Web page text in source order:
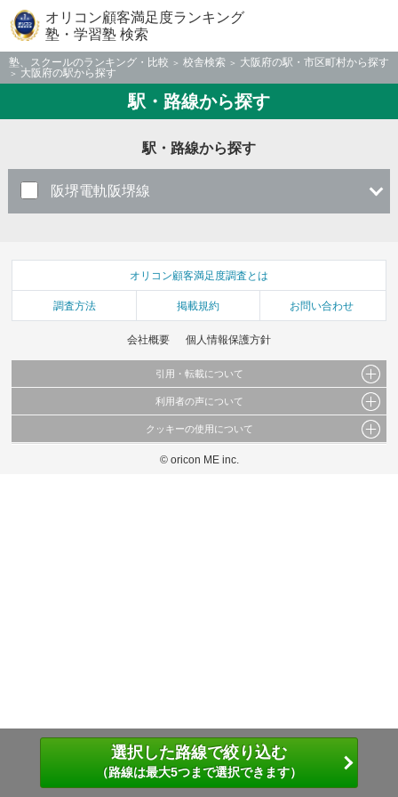
オリコン顧客満足度ランキング
塾・学習塾 検索
塾、スクールのランキング・比較 校舎検索
大阪府の駅・市区町村から探す
大阪府の駅から探す
駅・路線から探す
駅・路線から探す
阪堺電軌阪堺線
選択した路線で絞り込む
（路線は最大5つまで選択できます）
オリコン顧客満足度調査とは
調査方法 掲載規約 お問い合わせ
会社概要 個人情報保護方針
引用・転載について
当サイトで公開されている情報（文字、写真、イラスト、画像データ等）及びこれらの配
これらの情報を権利者の許可なく無断転載・複製などの二次利用を行うことは固く禁じて
利用者の声について
当サイトに掲載している内容はすべてサービスの利用者が提出された見解・感想です。
弊社の見解・ 意見ではないことをご理解いただいた上でご覧ください。
クッキーの使用について
このサイトでは Cookie を使用して、ユーザーに合わせたコンテンツや広告の表示、ソー
© oricon ME inc.